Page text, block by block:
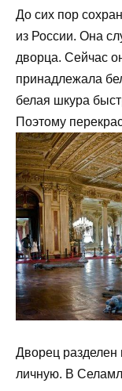
До сих пор
из России. Она
дворца. Сейчас
принадлежала
белая шкура
Поэтому
Дворец разделен
личную. В